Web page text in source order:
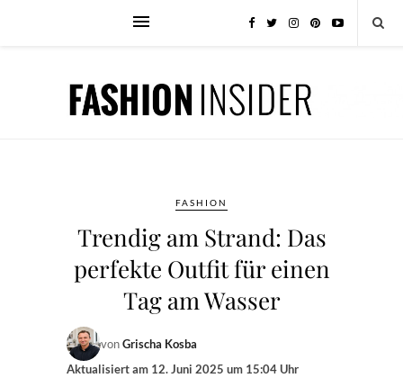
FASHION
Trendig am Strand: Das
perfekte Outfit für einen
Tag am Wasser
vonGrischa Kosba
Aktualisiert am 12. Juni 2025 um 15:04 Uhr